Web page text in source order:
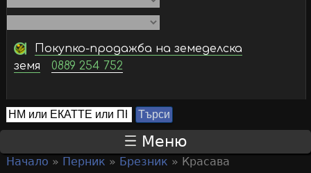
Покупко-продажба на земеделска
земя
0889 254 752
S
e
Т
ъ
с
Меню
Начало » Перник » Брезник » Красава